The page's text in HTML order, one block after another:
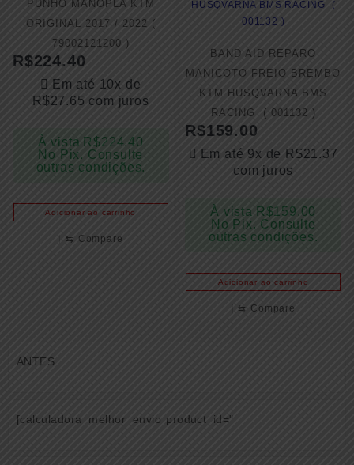
PUNHO MANOPLA KTM
ORIGINAL 2017 / 2022 (
79002121200 )
R$224.40
Em até 10x de
R$27.65 com juros
À vista R$224.40
No Pix. Consulte
outras condições.
Adicionar ao carrinho
⇆ Compare
BAND AID REPARO
MANICOTO FREIO BREMBO
KTM HUSQVARNA BMS
RACING ( 001132 )
R$159.00
Em até 9x de R$21.37
com juros
À vista R$159.00
No Pix. Consulte
outras condições.
Adicionar ao carrinho
⇆ Compare
ANTES
[calculadora_melhor_envio product_id="